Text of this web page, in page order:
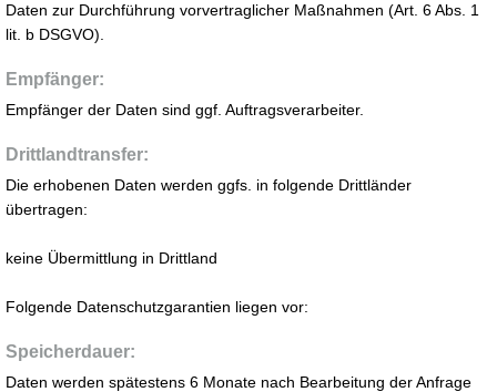
Daten zur Durchführung vorvertraglicher Maßnahmen (Art. 6 Abs. 1
lit. b DSGVO).
Empfänger:
Empfänger der Daten sind ggf. Auftragsverarbeiter.
Drittlandtransfer:
Die erhobenen Daten werden ggfs. in folgende Drittländer
übertragen:
keine Übermittlung in Drittland
Folgende Datenschutzgarantien liegen vor:
Speicherdauer:
Daten werden spätestens 6 Monate nach Bearbeitung der Anfrage